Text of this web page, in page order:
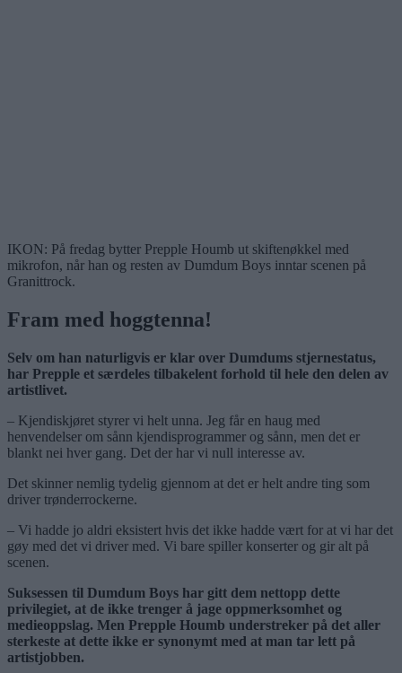
IKON: På fredag bytter Prepple Houmb ut skiftenøkkel med
mikrofon, når han og resten av Dumdum Boys inntar scenen på
Granittrock.
Fram med hoggtenna!
Selv om han naturligvis er klar over Dumdums stjernestatus,
har Prepple et særdeles tilbakelent forhold til hele den delen av
artistlivet.
– Kjendiskjøret styrer vi helt unna. Jeg får en haug med
henvendelser om sånn kjendisprogrammer og sånn, men det er
blankt nei hver gang. Det der har vi null interesse av.
Det skinner nemlig tydelig gjennom at det er helt andre ting som
driver trønderrockerne.
– Vi hadde jo aldri eksistert hvis det ikke hadde vært for at vi har det
gøy med det vi driver med. Vi bare spiller konserter og gir alt på
scenen.
Suksessen til Dumdum Boys har gitt dem nettopp dette
privilegiet, at de ikke trenger å jage oppmerksomhet og
medieoppslag. Men Prepple Houmb understreker på det aller
sterkeste at dette ikke er synonymt med at man tar lett på
artistjobben.